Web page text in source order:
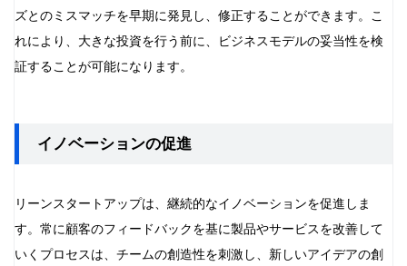
ズとのミスマッチを早期に発見し、修正することができます。こ
れにより、大きな投資を行う前に、ビジネスモデルの妥当性を検
証することが可能になります。
イノベーションの促進
リーンスタートアップは、継続的なイノベーションを促進しま
す。常に顧客のフィードバックを基に製品やサービスを改善して
いくプロセスは、チームの創造性を刺激し、新しいアイデアの創